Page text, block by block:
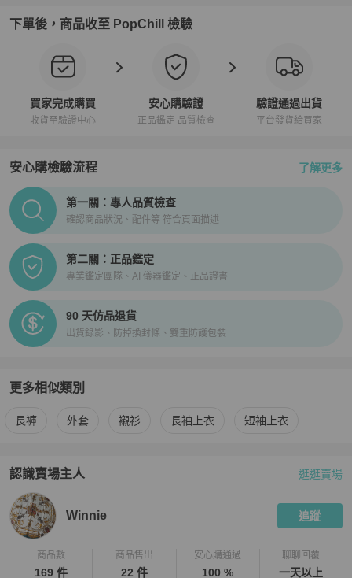
下單後，商品收至 PopChill 檢驗
買家完成購買
收貨至驗證中心
安心購驗證
正品鑑定 品質檢查
驗證通過出貨
平台發貨給買家
安心購檢驗流程 了解更多
PopChill拍拍圈正品驗證、安心購檢驗流程介紹
第一關：專人品質檢查
確認商品狀況、配件等 符合頁面描述
第二關：正品鑑定
專業鑑定團隊、AI 儀器鑑定、正品證書
90 天仿品退貨
出貨錄影、防掉換封條、雙重防護包裝
更多相似類別
更多Diesel 男裝相似商品推薦
長褲 外套 襯衫 長袖上衣 短袖上衣
認識賣場主人
PopChill 拍拍圈嚴選賣家
逛逛賣場
Winnie 追蹤
商品數
169 件
商品售出
22 件
安心購通過
100 %
聊聊回覆
一天以上